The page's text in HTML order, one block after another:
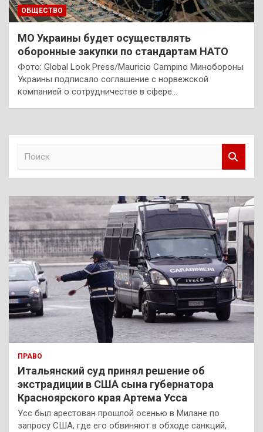
ОБЩЕСТВО
МО Украины будет осуществлять
оборонные закупки по стандартам НАТО
Фото: Global Look Press/Mauricio Campino Минобороны
Украины подписало соглашение с норвежской
компанией о сотрудничестве в сфере…
к
ПРАВО
Итальянский суд принял решение об
экстрадиции в США сына губернатора
Красноярского края Артема Усса
Усс был арестован прошлой осенью в Милане по
запросу США, где его обвиняют в обходе санкций,